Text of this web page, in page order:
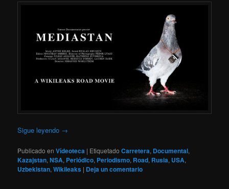
Sigue leyendo →
Publicado en Vídeoteca | Etiquetado Carretera, Documental,
Kazajstan,NSA, Periódico, Periodismo, Road, Rusia, USA,
Uzbekistan,Wikileaks | Deja un comentario